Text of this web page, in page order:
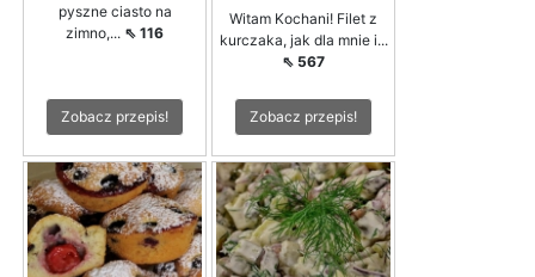
pyszne ciasto na
zimno,... ⇖ 116
Zobacz przepis!
Witam Kochani! Filet z
kurczaka, jak dla mnie i...
⇖ 567
Zobacz przepis!